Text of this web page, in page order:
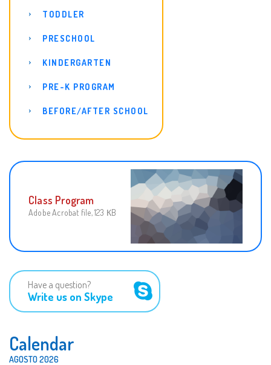
TODDLER
PRESCHOOL
KINDERGARTEN
PRE-K PROGRAM
BEFORE/AFTER SCHOOL
Class Program
Adobe Acrobat file, 123 КB
Have a question?
Write us on Skype
Calendar
AGOSTO 2026